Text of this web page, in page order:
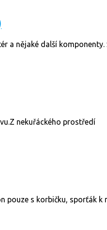
a nějaké další komponenty.
nekuřáckého prostředí
pouze s korbičku, sporťák k